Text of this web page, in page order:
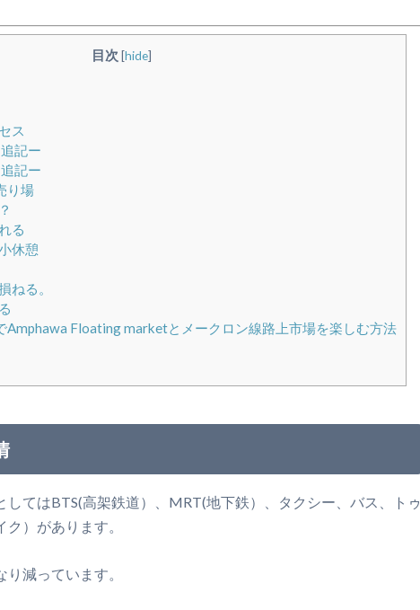
目次 [hide]
ス
記ー
記ー
り場
る
休憩
ねる。
Amphawa Floating marketとメークロン線路上市場を楽しむ方法
してはBTS(高架鉄道）、MRT(地下鉄）、タクシー、バス、トゥ
）があります。
減っています。